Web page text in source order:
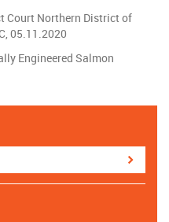
Court Northern District of
05.11.2020
Engineered Salmon